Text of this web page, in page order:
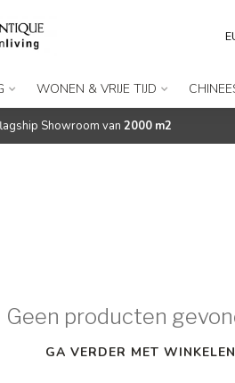
WONEN & VRIJE TIJD
Showroom van 2000 m2
Geen producten
GA VERDER MET WINKELEN